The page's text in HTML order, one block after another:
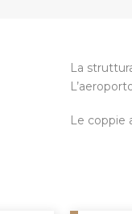
La
Le coppie